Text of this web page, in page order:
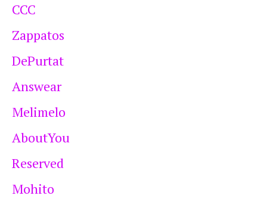
CCC
Zappatos
DePurtat
Answear
Melimelo
AboutYou
Reserved
Mohito